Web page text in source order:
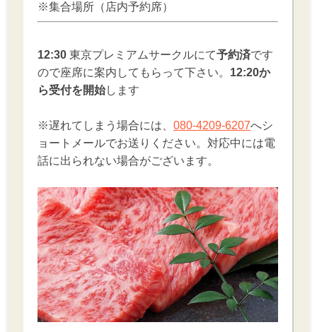
※集合場所（店内予約席）
12:30東京プレミアムサークルにて予約済です
ので座席に案内してもらって下さい。 12:20か
ら受付を開始します
※遅れてしまう場合には、080-4209-6207へシ
ョートメールでお送りください。対応中には電
話に出られない場合がございます。